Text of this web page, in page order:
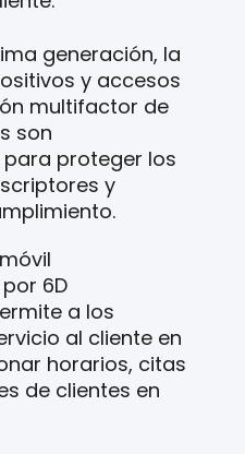
generación, la
y accesos
multifactor de
son
proteger los
y
6D
a los
al cliente en
horarios, citas
de clientes en